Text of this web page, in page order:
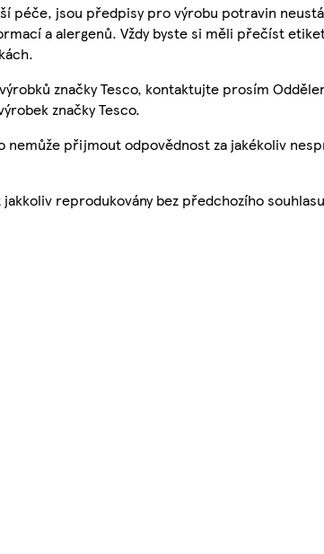
péče, jsou předpisy pro výrobu potravin
a alergenů. Vždy byste si měli přečíst
značky Tesco, kontaktujte prosím
značky Tesco.
přijmout odpovědnost za jakékoliv
reprodukovány bez předchozího